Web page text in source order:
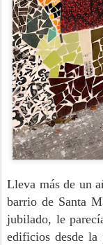
Lleva más de un
barrio de Santa
jubilado, le
edificios desde la